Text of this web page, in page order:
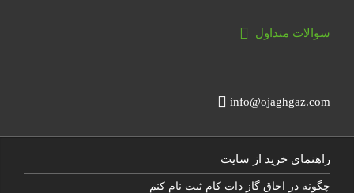
سوالات متداول
info@ojaghgaz.com
راهنمای خرید از سایت
چگونه در اجاق گاز دات کام ثبت نام کنم